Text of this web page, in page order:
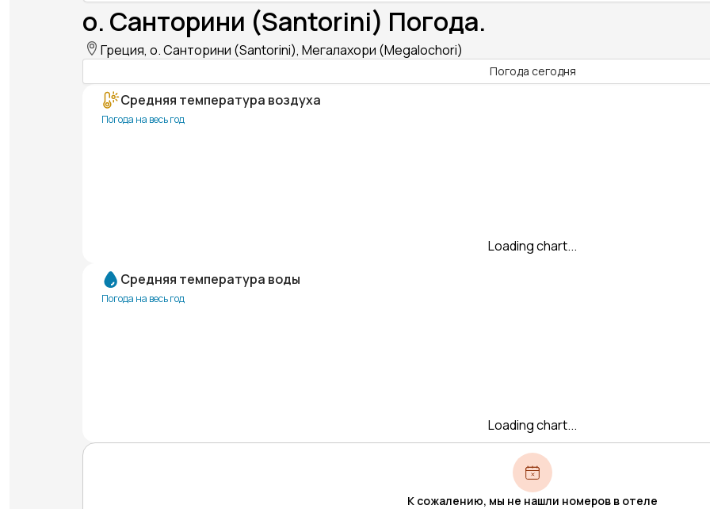
о. Санторини (Santorini) Погода.
Греция, о. Санторини (Santorini), Мегалахори (Megalochori)
Погода сегодня
Средняя температура воздуха
Погода на весь год
Loading chart...
Средняя температура воды
Погода на весь год
Loading chart...
К сожалению, мы не нашли номеров в отеле